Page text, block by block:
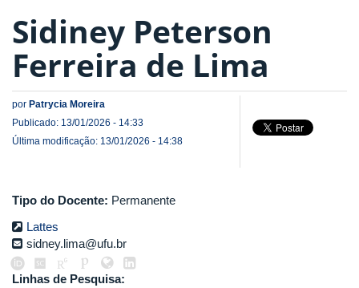
Sidiney Peterson
Ferreira de Lima
por Patrycia Moreira
Publicado: 13/01/2026 - 14:33
Última modificação: 13/01/2026 - 14:38
Tipo do Docente: Permanente
Lattes
sidney.lima@ufu.br
Linhas de Pesquisa: